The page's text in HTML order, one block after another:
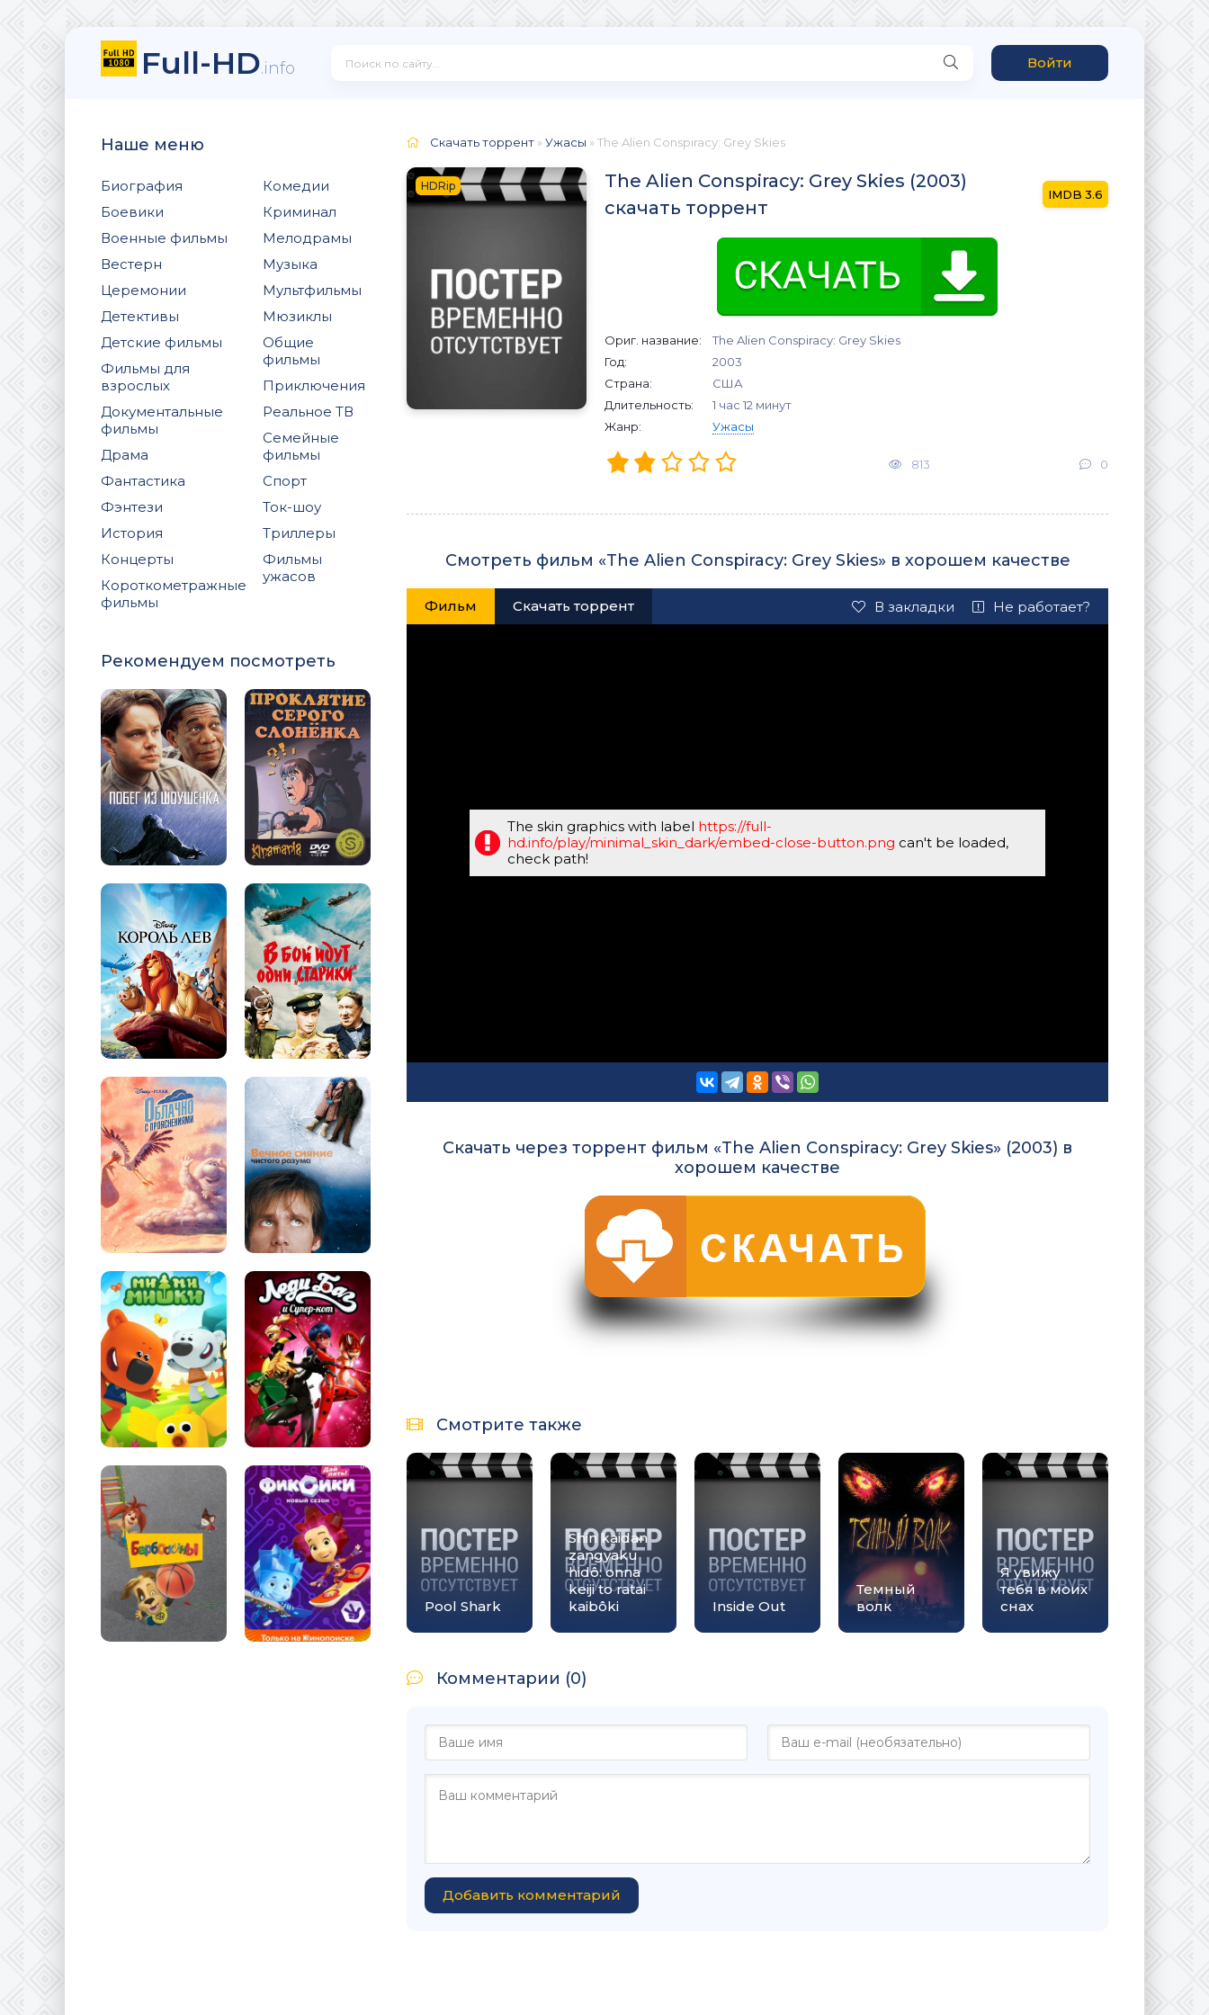
Full-HD.info Войти
Наше меню
Биография
Боевики
Военные фильмы
Вестерн
Церемонии
Детективы
Детские фильмы
Фильмы для
взрослых
Документальные
фильмы
Драма
Фантастика
Фэнтези
История
Концерты
Короткометражные
фильмы
Комедии
Криминал
Мелодрамы
Музыка
Мультфильмы
Мюзиклы
Общие
фильмы
Приключения
Реальное ТВ
Семейные
фильмы
Спорт
Ток-шоу
Триллеры
Фильмы
ужасов
Рекомендуем посмотреть
Скачать торрент »Ужасы » The Alien Conspiracy: Grey Skies
HDRip
The Alien Conspiracy: Grey Skies (2003)
скачать торрент
3.6
Ориг. название:
The Alien Conspiracy: Grey Skies
Год:
2003
Страна:
США
Длительность:
1 час 12 минут
Жанр:
Ужасы
813 0
Смотреть фильм «The Alien Conspiracy: Grey Skies» в хорошем качестве
Фильм Скачать торрент В закладки Не работает?
The skin graphics with label https://full-
hd.info/play/minimal_skin_dark/embed-close-button.png can't be loaded,
check path!
Скачать через торрент фильм «The Alien Conspiracy: Grey Skies» (2003) в
хорошем качестве
Смотрите также
Pool Shark
Shin kaidan
zangyaku
hidô: onna
keiji to ratai
kaibôki
Inside Out
Темный
волк
Я увижу
тебя в моих
снах
Комментарии (0)
Добавить комментарий